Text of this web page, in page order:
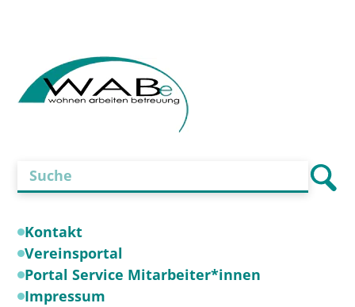
Kontakt
Vereinsportal
Portal Service Mitarbeiter*innen
Impressum